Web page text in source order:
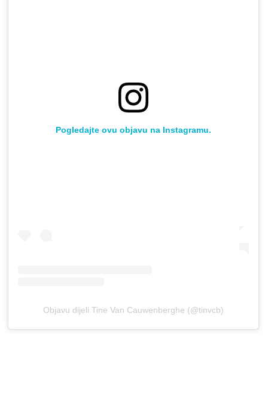
Pogledajte ovu objavu na Instagramu.
Objavu dijeli Tine Van Cauwenberghe (@tinvcb)